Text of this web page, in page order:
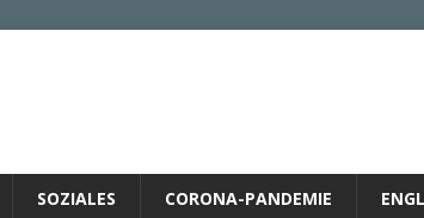
SOZIALES CORONA-PANDEMIE